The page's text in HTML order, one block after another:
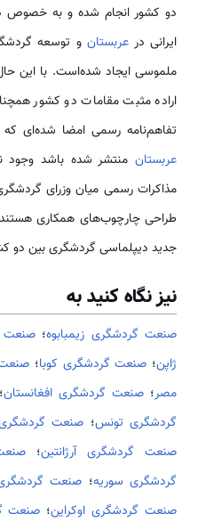
دو کشور انجام شده و به خصوص
ایرانی در عربستانو توسعه
ملموسی ایجاد شده‌است. با این
اراده مثبت مقامات دو کشور
تفاهم‌نامه رسمی امضا شده‌ای
عربستان منتشر شده باشد وجود
مذاکرات رسمی میان وزرای
طراحی چارچوب‌های همکاری هستند
جدید دیپلماسی گردشگری بین دو
نیز نگاه کنید به
صنعت گردشگری زیمبابوه؛ صنعت
ژاپن؛ صنعت گردشگری کوبا؛
مصر؛ صنعت گردشگری افغانستان؛
گردشگری تونس؛ صنعت
صنعت گردشگری آرژانتین؛
گردشگری سوریه؛ صنعت
صنعت گردشگری اوکراین؛ صنعت